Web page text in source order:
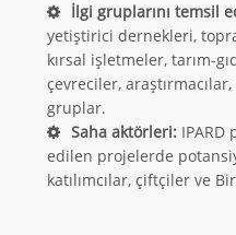
İlgi gruplarını temsil
yetiştirici dernekleri,
kırsal işletmeler, tarım-
çevreciler,
gruplar.
Saha aktörleri: IPARD
edilen projelerde
katılımcılar, çiftçiler ve